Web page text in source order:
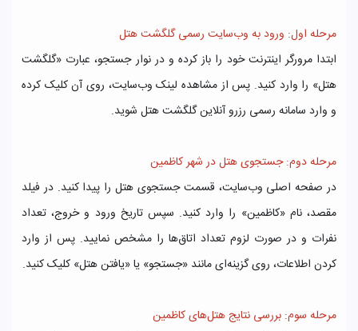
مرحله اول: ورود به وب‌سایت رسمی گلگشت هتل
ابتدا مرورگر اینترنت خود را باز کرده و در نوار جستجو، عبارت «گلگشت
هتل» را وارد کنید. پس از مشاهده لینک وب‌سایت، روی آن کلیک کرده
و وارد سامانه رسمی رزرو آنلاین گلگشت هتل شوید.
مرحله دوم: جستجوی هتل در شهر کاظمین
در صفحه اصلی وب‌سایت، قسمت جستجوی هتل را پیدا کنید. در فیلد
مقصد، نام «کاظمین» را وارد کنید. سپس تاریخ ورود و خروج، تعداد
نفرات و در صورت لزوم تعداد اتاق‌ها را مشخص نمایید. پس از وارد
کردن اطلاعات، روی گزینه‌ای مانند «جستجو» یا «یافتن هتل» کلیک کنید.
مرحله سوم: بررسی نتایج هتل‌های کاظمین